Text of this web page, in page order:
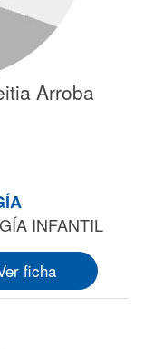
Arroba
INFANTIL
ficha